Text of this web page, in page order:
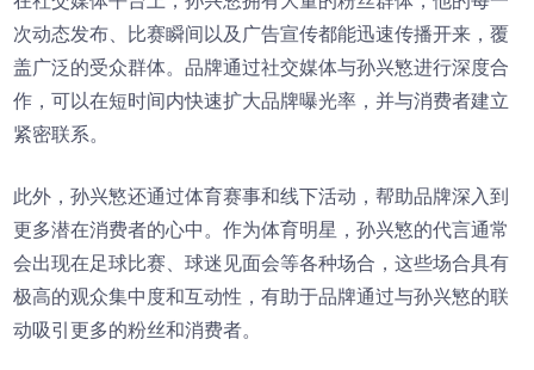
次动态发布、比赛瞬间以及广告宣传都能迅速传播开来，覆
盖广泛的受众群体。品牌通过社交媒体与孙兴慜进行深度合
作，可以在短时间内快速扩大品牌曝光率，并与消费者建立
紧密联系。
此外，孙兴慜还通过体育赛事和线下活动，帮助品牌深入到
更多潜在消费者的心中。作为体育明星，孙兴慜的代言通常
会出现在足球比赛、球迷见面会等各种场合，这些场合具有
极高的观众集中度和互动性，有助于品牌通过与孙兴慜的联
动吸引更多的粉丝和消费者。